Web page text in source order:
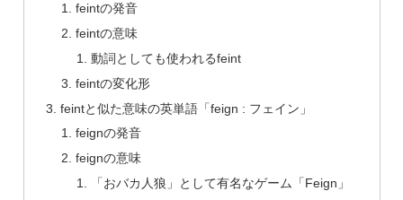
feintの発音
feintの意味
動詞としても使われるfeint
feintの変化形
feintと似た意味の英単語「feign : フェイン」
feignの発音
feignの意味
「おバカ人狼」として有名なゲーム「Feign」